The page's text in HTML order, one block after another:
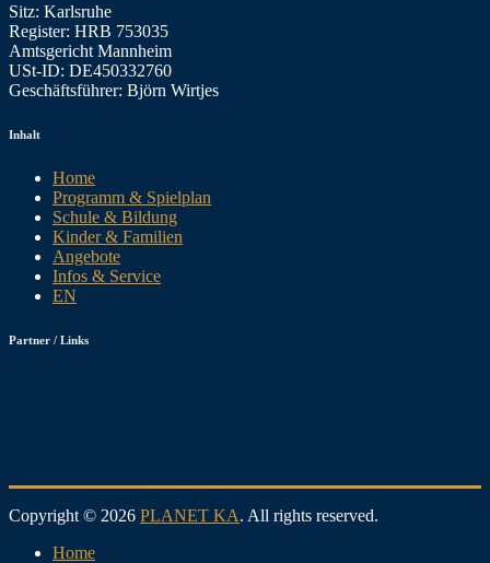
Sitz: Karlsruhe
Register: HRB 753035
Amtsgericht Mannheim
USt-ID: DE450332760
Geschäftsführer: Björn Wirtjes
Inhalt
Home
Programm & Spielplan
Schule & Bildung
Kinder & Familien
Angebote
Infos & Service
EN
Partner / Links
Copyright © 2026 PLANET KA. All rights reserved.
Home